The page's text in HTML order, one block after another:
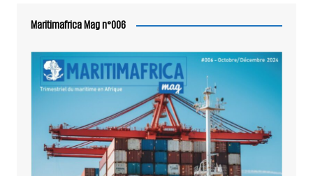
Maritimafrica Mag n°006